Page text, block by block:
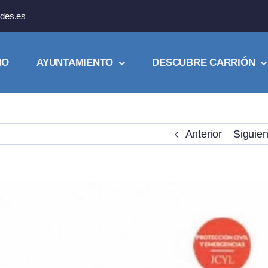
AYUNTAMIENTO DESCUBRE CARRIÓN
Anterior